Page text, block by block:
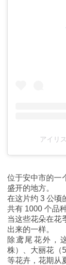
アイリ
位于安中市的一
盛开的地方。
在这片约 3 公顷
共有 1000 个品
当这些花朵在花
出来的一样。
除鸢尾花外，
株）、大丽花（
等花卉，花期从